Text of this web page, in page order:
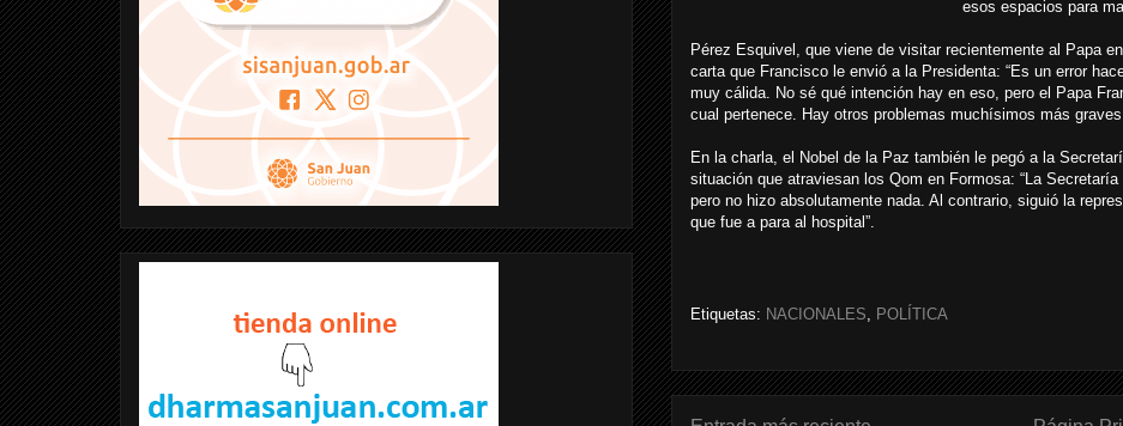
esos espacios para
Pérez Esquivel, que viene de visitar recientemente al Papa
carta que Francisco le envió a la Presidenta: “Es un error
muy cálida. No sé qué intención hay en eso, pero el Papa
cual pertenece. Hay otros problemas muchísimos más
En la charla, el Nobel de la Paz también le pegó a la
situación que atraviesan los Qom en Formosa: “La
pero no hizo absolutamente nada. Al contrario, siguió la
que fue a para al hospital”.
Etiquetas: NACIONALES POLÍTICA